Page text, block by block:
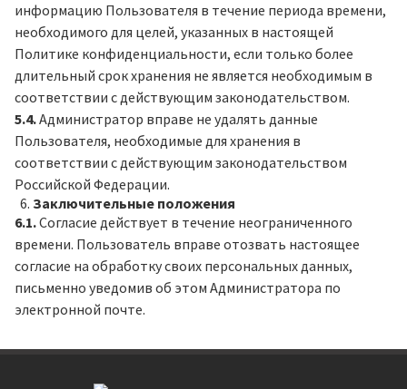
информацию Пользователя в течение периода времени,
необходимого для целей, указанных в настоящей
Политике конфиденциальности, если только более
длительный срок хранения не является необходимым в
соответствии с действующим законодательством.
5.4.Администратор вправе не удалять данные
Пользователя, необходимые для хранения в
соответствии с действующим законодательством
Российской Федерации.
Заключительные положения
6.1.Согласие действует в течение неограниченного
времени. Пользователь вправе отозвать настоящее
согласие на обработку своих персональных данных,
письменно уведомив об этом Администратора по
электронной почте.